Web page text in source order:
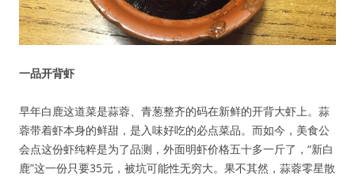
一品开背虾
早年白鹿这道菜是蒜蓉、青葱整齐的码在新鲜的开背大虾上。蒜
蓉带着虾本身的鲜甜，是入味好吃的必点菜品。而如今，美食公
会点这份虾纯粹是为了品测，外面明虾价格五十多一斤了，“新白
鹿”这一份只要35元，被坑可能性无穷大。果不其然，蒜蓉零星散